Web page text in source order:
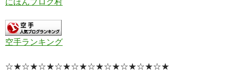
空手ランキング
☆★☆★☆★☆★☆★☆★☆★☆★☆★☆★